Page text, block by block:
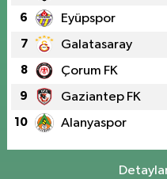
6 Eyüpspor
7 Galatasaray
8 Çorum FK
9 Gaziantep FK
10 Alanyaspor